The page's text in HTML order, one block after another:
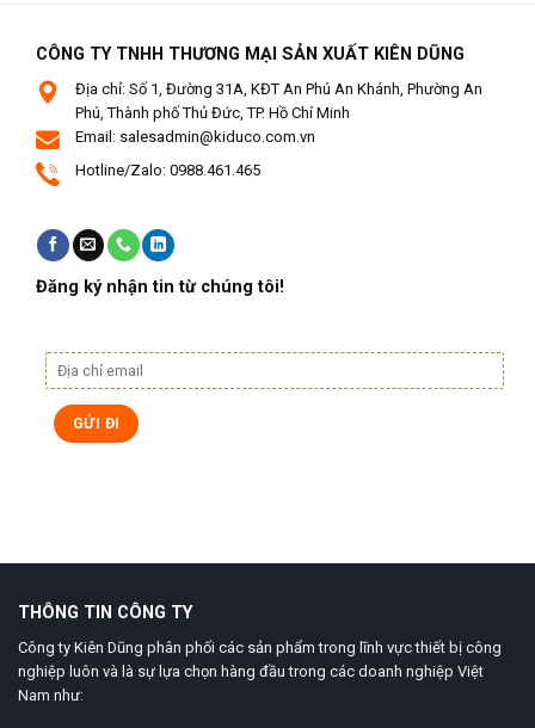
CÔNG TY TNHH THƯƠNG MẠI SẢN XUẤT KIÊN DŨNG
Địa chỉ: Số 1, Đường 31A, KĐT An Phú An Khánh, Phường An
Phú, Thành phố Thủ Đức, TP. Hồ Chí Minh
Email: salesadmin@kiduco.com.vn
Hotline/Zalo: 0988.461.465
Đăng ký nhận tin từ chúng tôi!
THÔNG TIN CÔNG TY
Công ty Kiên Dũng phân phối các sản phẩm trong lĩnh vực thiết bị công
nghiệp luôn và là sự lựa chọn hàng đầu trong các doanh nghiệp Việt
Nam như: